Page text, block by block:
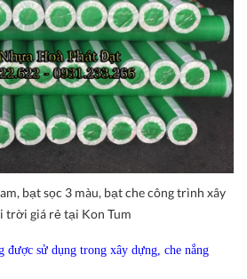
bạt sọc 3 màu, bạt che công trình xây
trời giá rẻ tại Kon Tum
được sử dụng trong xây dựng, che nắng